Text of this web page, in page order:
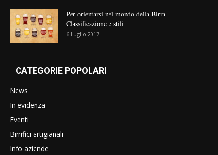
Per orientarsi nel mondo della Birra –
Classificazione e stili
6 Luglio 2017
CATEGORIE POPOLARI
News
In evidenza
Eventi
Birrifici artigianali
Info aziende